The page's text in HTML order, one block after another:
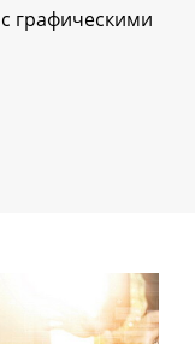
графическими